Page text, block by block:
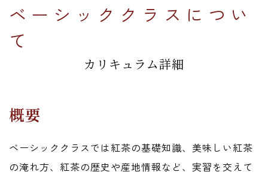
ベーシッククラスについ
て
カリキュラム詳細
概要
ベーシッククラスでは紅茶の基礎知識、美味しい紅茶
の淹れ方、紅茶の歴史や産地情報など、実習を交えて